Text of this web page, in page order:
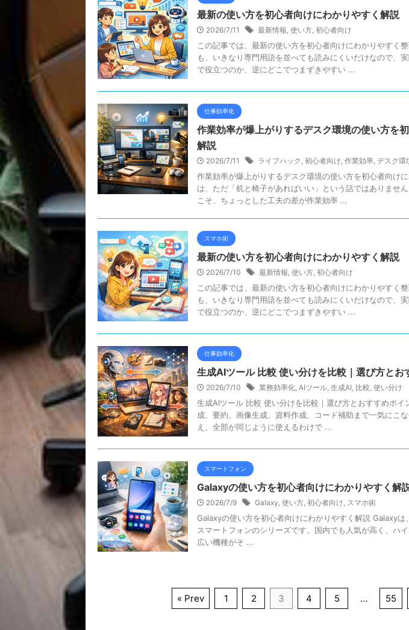
最新の使い方を初心者向けにわかりやすく解説
2026/7/11 最新情報, 使い方, 初心者向け
この記事では、最新の使い方を初心者向けにわかりやすく
も、いきなり専門用語を並べても読みにくいだけなので、
で役立つのか、逆にどこでつまずきやすい ...
仕事効率化
作業効率が爆上がりするデスク環境の使い方を
解説
2026/7/11 ライフハック , 初心者向け, 作業効率, デスク環
作業効率が爆上がりするデスク環境の使い方を初心者向け
は、ただ「机と椅子があればいい」という話ではありませ
こそ、ちょっとした工夫の差が作業効率 ...
スマホ術
最新の使い方を初心者向けにわかりやすく解説
2026/7/10 最新情報, 使い方, 初心者向け
この記事では、最新の使い方を初心者向けにわかりやすく
も、いきなり専門用語を並べても読みにくいだけなので、
で役立つのか、逆にどこでつまずきやすい ...
仕事効率化
生成AIツール 比較 使い分けを比較｜選び方とお
2026/7/10 業務効率化, AIツール, 生成AI, 比較, 使い分け
生成AIツール 比較 使い分けを比較｜選び方とおすすめポイ
成、要約、画像生成、資料作成、コード補助まで一気にこ
え、全部が同じように使えるわけで ...
スマートフォン
Galaxyの使い方を初心者向けにわかりやすく解
2026/7/9 Galaxy, 使い方, 初心者向け, スマホ術
Galaxyの使い方を初心者向けにわかりやすく解説 Galaxy
スマートフォンのシリーズです。国内でも人気が高く、ハ
広い機種がそ ...
« Prev 1 2 3 4 5 … 55